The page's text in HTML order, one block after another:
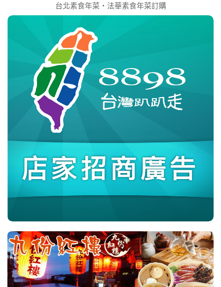
台北素食年菜‧法華素食年菜訂購